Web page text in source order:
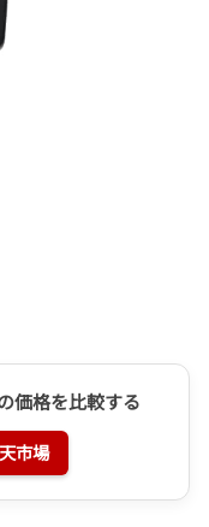
価格を比較する
市場